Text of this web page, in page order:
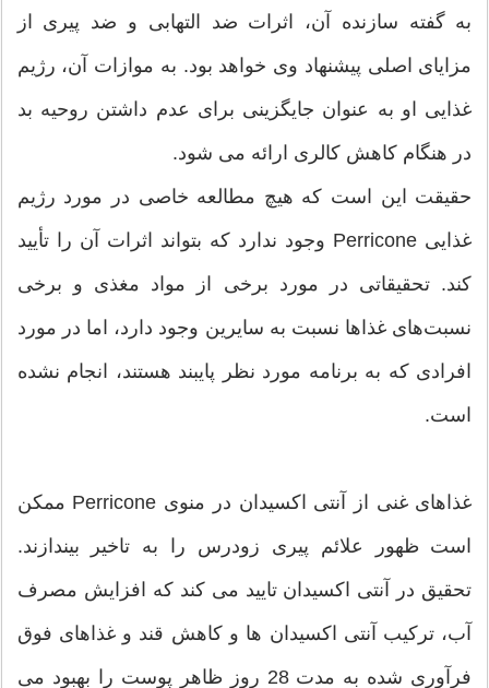
به گفته سازنده آن، اثرات ضد التهابی و ضد پیری از
مزایای اصلی پیشنهاد وی خواهد بود. به موازات آن، رژیم
غذایی او به عنوان جایگزینی برای عدم داشتن روحیه بد
در هنگام کاهش کالری ارائه می شود.
حقیقت این است که هیچ مطالعه خاصی در مورد رژیم
غذایی Perricone وجود ندارد که بتواند اثرات آن را تأیید
کند. تحقیقاتی در مورد برخی از مواد مغذی و برخی
نسبت‌های غذاها نسبت به سایرین وجود دارد، اما در مورد
افرادی که به برنامه مورد نظر پایبند هستند، انجام نشده
است.
غذاهای غنی از آنتی اکسیدان در منوی Perricone ممکن
است ظهور علائم پیری زودرس را به تاخیر بیندازند.
تحقیق در آنتی اکسیدان تایید می کند که افزایش مصرف
آب، ترکیب آنتی اکسیدان ها و کاهش قند و غذاهای فوق
فرآوری شده به مدت 28 روز ظاهر پوست را بهبود می